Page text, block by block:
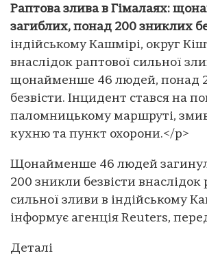
Раптова злива в Гімалаях:
загиблих, понад 200 зниклих
індійському Кашмірі, округ
внаслідок раптової сильної
щонайменше 46 людей, понад
безвісти. Інцидент стався на
паломницькому маршруті,
кухню та пункт охорони.</p>
Щонайменше 46 людей
200 зникли безвісти внаслідок
сильної зливи в індійському
інформує агенція Reuters,
Деталі